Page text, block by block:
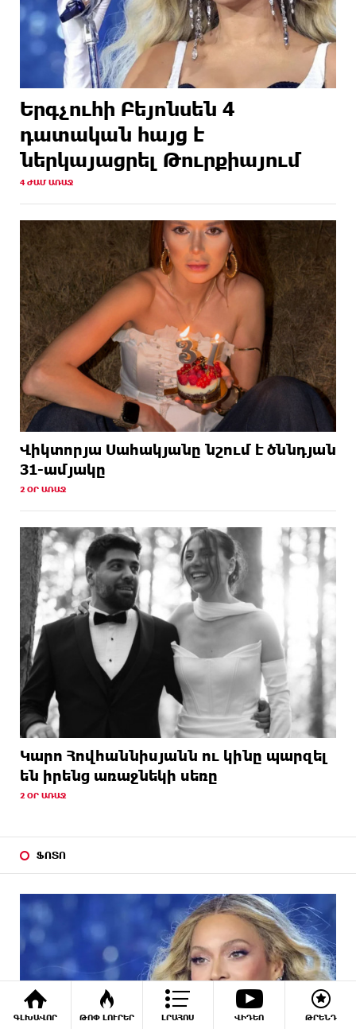
ԳԼԽԱՎՈՐ ԹՈՓ ԼՈՒՐԵՐ ԼՐԱՀՈՍ ՎԻԴԵՈ ԹՐԵՆԴ
Երգչուհի Բեյոնսեն ​​4
դատական հայց է
ներկայացրել Թուրքիայում
4 ԺԱՄ ԱՌԱՋ
Վիկտորյա Սահակյանը նշում է ծննդյան
31-ամյակը
2 ՕՐ ԱՌԱՋ
Կարո Հովհաննիսյանն ու կինը պարզել
են իրենց առաջնեկի սեռը
2 ՕՐ ԱՌԱՋ
ՖՈՏՈ